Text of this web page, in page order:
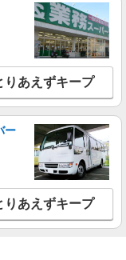
りあえずキープ
ー
りあえずキープ